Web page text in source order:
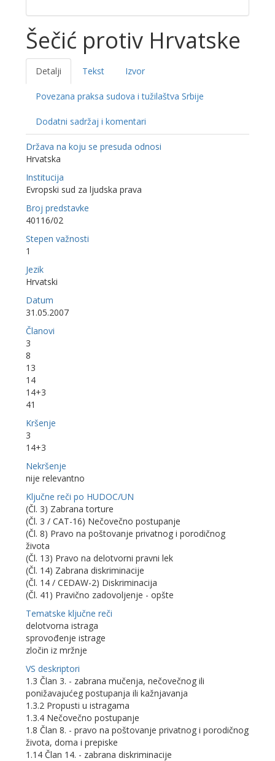
Šečić protiv Hrvatske
Detalji Tekst Izvor
Povezana praksa sudova i tužilaštva Srbije
Dodatni sadržaj i komentari
Država na koju se presuda odnosi
Hrvatska
Institucija
Evropski sud za ljudska prava
Broj predstavke
40116/02
Stepen važnosti
1
Jezik
Hrvatski
Datum
31.05.2007
Članovi
3
8
13
14
14+3
41
Kršenje
3
14+3
Nekršenje
nije relevantno
Ključne reči po HUDOC/UN
(Čl. 3) Zabrana torture
(Čl. 3 / CAT-16) Nečovečno postupanje
(Čl. 8) Pravo na poštovanje privatnog i porodičnog
života
(Čl. 13) Pravo na delotvorni pravni lek
(Čl. 14) Zabrana diskriminacije
(Čl. 14 / CEDAW-2) Diskriminacija
(Čl. 41) Pravično zadovoljenje - opšte
Tematske ključne reči
delotvorna istraga
sprovođenje istrage
zločin iz mržnje
VS deskriptori
1.3 Član 3. - zabrana mučenja, nečovečnog ili
ponižavajućeg postupanja ili kažnjavanja
1.3.2 Propusti u istragama
1.3.4 Nečovečno postupanje
1.8 Član 8. - pravo na poštovanje privatnog i porodičnog
života, doma i prepiske
1.14 Član 14. - zabrana diskriminacije